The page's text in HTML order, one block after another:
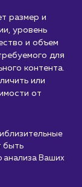
(SERM)" - это
направленная
образа